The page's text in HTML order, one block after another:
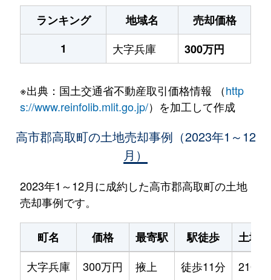
ランキング
地域名
売却価格
1
大字兵庫 300万円
※出典：国土交通省不動産取引価格情報 （http
s://www.reinfolib.mlit.go.jp/）を加工して作成
高市郡高取町の土地売却事例（2023年1～12
月）
2023年1～12月に成約した高市郡高取町の土地
売却事例です。
町名 価格 最寄駅 駅徒歩
土地
大字兵庫
300万円 掖上 徒歩11分 210m²